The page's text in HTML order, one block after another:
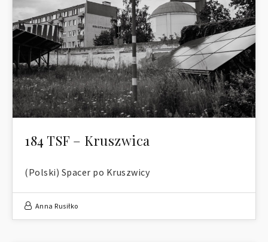
184 TSF – Kruszwica
(Polski) Spacer po Kruszwicy
Anna Rusiłko